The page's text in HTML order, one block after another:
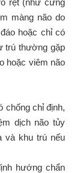
rệt (như cứng
màng não do
hoặc chỉ có
trú thường gặp
hoặc viêm não
chống chỉ định,
dịch não tủy
và khu trú nếu
hướng chẩn